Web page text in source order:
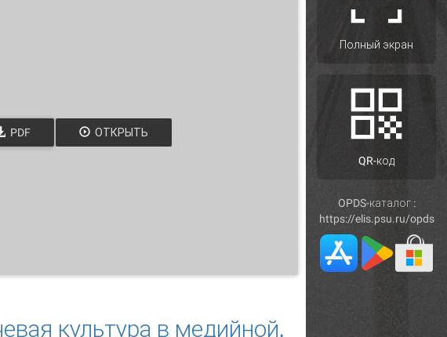
PDF ОТКРЫТЬ
культура в медийной,
Полный экран
QR-код
OPDS-каталог :
https://elis.psu.ru/opds